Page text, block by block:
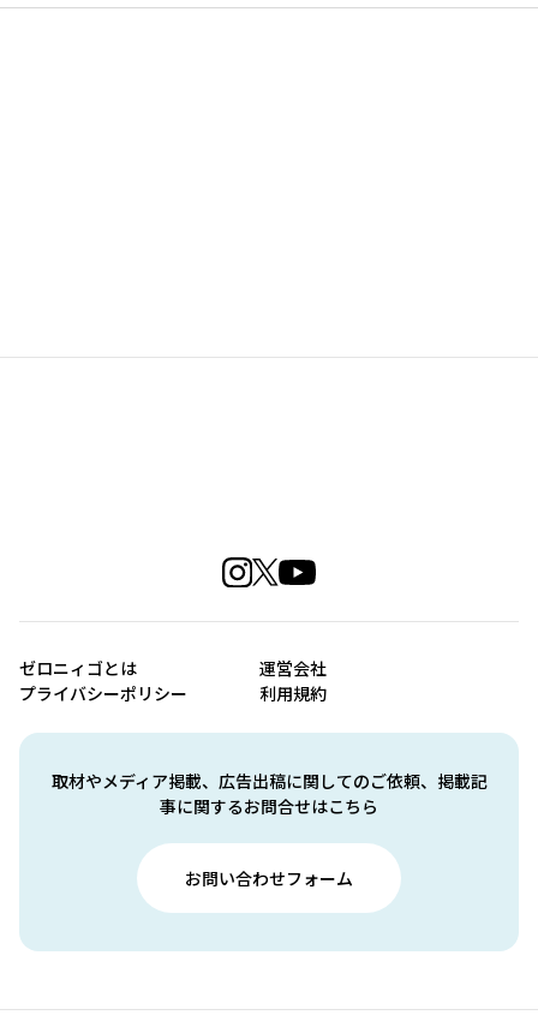
取材やメディア掲載、広告出稿に関してのご依頼、掲載記
事に関するお問合せはこちら
お問い合わせフォーム
ゼロニィゴとは
運営会社
プライバシーポリシー
利用規約